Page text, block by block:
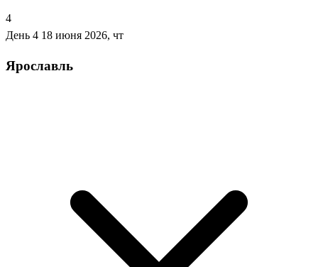
4
День 4 18 июня 2026, чт
Ярославль